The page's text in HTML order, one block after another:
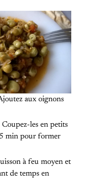
aux oignons
Coupez-les en petits
5 min pour former
à feu moyen et
de temps en